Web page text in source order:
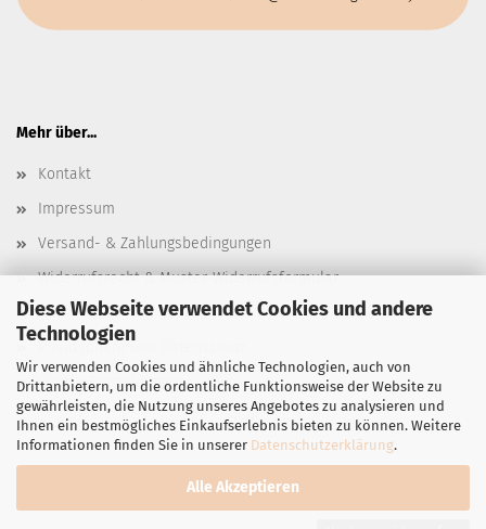
Diese Webseite verwendet Cookies und andere
Technologien
Wir verwenden Cookies und ähnliche Technologien, auch von
Drittanbietern, um die ordentliche Funktionsweise der Website zu
gewährleisten, die Nutzung unseres Angebotes zu analysieren und
Ihnen ein bestmögliches Einkaufserlebnis bieten zu können. Weitere
Informationen finden Sie in unserer Datenschutzerklärung.
Alle Akzeptieren
Mehr über...
Kontakt
Impressum
Versand- & Zahlungsbedingungen
Widerrufsrecht & Muster-Widerrufsformular
AGB
Privatsphäre und Datenschutz
Cookie Einstellungen